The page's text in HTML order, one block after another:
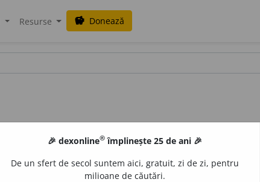
Resurse savings Donează
🎉 dexonline® împlinește 25 de ani 🎉
De un sfert de secol suntem aici, gratuit, zi de zi, pentru
milioane de căutări.